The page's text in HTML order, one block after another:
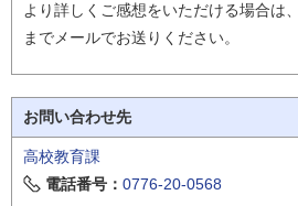
より詳しくご感想をいただける場合は、
までメールでお送りください。
お問い合わせ先
高校教育課
電話番号： 0776-20-0568